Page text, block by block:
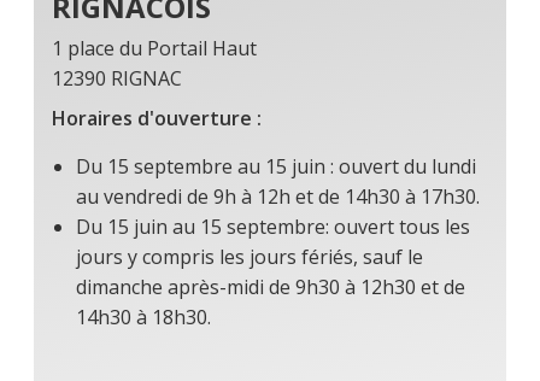
1 place du Portail Haut
12390 RIGNAC
Horaires d'ouverture :
Du 15 septembre au 15 juin : ouvert du lundi
au vendredi de 9h à 12h et de 14h30 à 17h30.
Du 15 juin au 15 septembre: ouvert tous les
jours y compris les jours fériés, sauf le
dimanche après-midi de 9h30 à 12h30 et de
14h30 à 18h30.